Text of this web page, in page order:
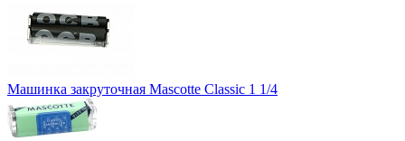
Машинка закруточная Mascotte Classic 1 1/4